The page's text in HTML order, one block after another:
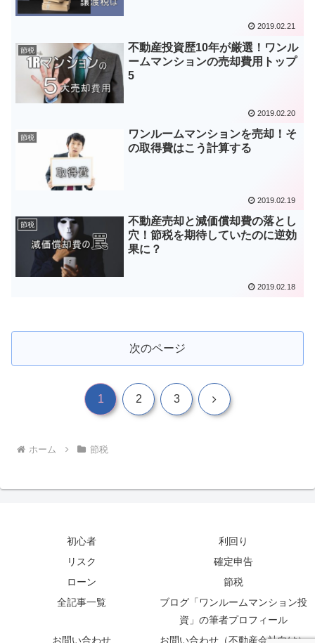
2019.02.21
節税
不動産投資歴10年が厳選！ワンル
ームマンションの売却費用トップ
5
2019.02.20
節税
ワンルームマンションを売却！そ
の取得費はこう計算する
2019.02.19
節税
不動産売却と減価償却費の落とし
穴！節税を期待していたのに逆効
果に？
2019.02.18
次のページ
1 2 3 次
ホーム 節税
初心者
利回り
リスク
確定申告
ローン
節税
全記事一覧
ブログ「ワンルームマンション投
資」の筆者プロフィール
お問い合わせ
お問い合わせ（不動産会社向け）